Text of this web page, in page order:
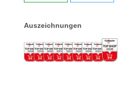
Auszeichnungen